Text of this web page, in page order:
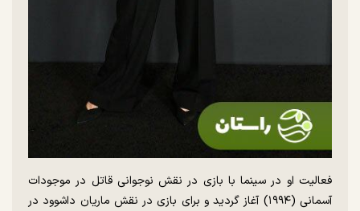
فعالیت او در سینما با بازی در نقش نوجوانی قاتل در موجودات
آسمانی (۱۹۹۴) آغاز گردید و برای بازی در نقش ماریان داشوود در